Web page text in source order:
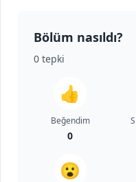
Bölüm nasıldı?
0 tepki
👍
Beğendim
0
😮